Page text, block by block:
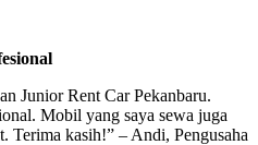
Junior Rent Car Pekanbaru.
Mobil yang saya sewa juga
Terima kasih!” – Andi, Pengusaha